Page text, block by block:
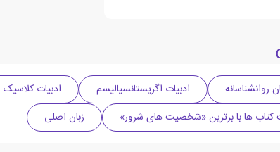
روانشناسانه ادبیات اگزیستانسیالیسم ادبیات کلاسیک
ها با برترین «شخصیت های شرور» زبان اصلی